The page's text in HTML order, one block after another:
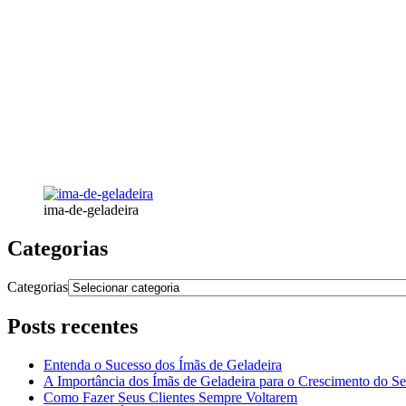
ima-de-geladeira
Categorias
Categorias
Posts recentes
Entenda o Sucesso dos Ímãs de Geladeira
A Importância dos Ímãs de Geladeira para o Crescimento do
Como Fazer Seus Clientes Sempre Voltarem